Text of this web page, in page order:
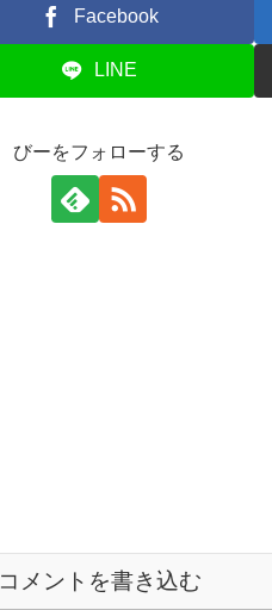
Facebook
LINE
びーをフォローする
コメントを書き込む